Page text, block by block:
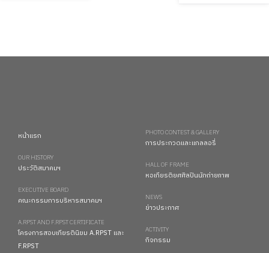
หน้าแรก
OUR HISTORY
ประวัติสมาคมฯ
EXECUTIVE BOARD
คณะกรรมการบริหารสมาคมฯ
A.RPST AND F.RPST CERTIFICATE
โครงการสอบเกียรตินิยม A.RPST และ
F.RPST
PHOTO CONTEST & GALLERY
การประกวดและแกลลอรี่
HALL OF FRAME
หอเกียรติยศศิลปินนักถ่ายภาพ
NEWS
ข่าวประกาศ
ACTIVITY
กิจกรรม